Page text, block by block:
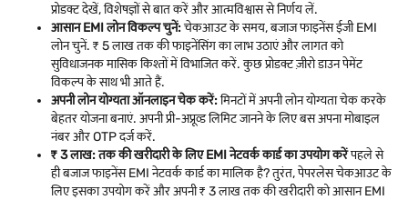
प्रोडक्ट देखें, विशेषज्ञों से बात करें और आत्मविश्वास से निर्णय लें.
आसान EMI लोन विकल्प चुनें:चेकआउट के समय, बजाज फाइनेंस ईजी EMI
लोन चुनें. ₹ 5 लाख तक की फाइनेंसिंग का लाभ उठाएं और लागत को
सुविधाजनक मासिक किश्तों में विभाजित करें. कुछ प्रोडक्ट ज़ीरो डाउन पेमेंट
विकल्प के साथ भी आते हैं.
अपनी लोन योग्यता ऑनलाइन चेक करें:मिनटों में अपनी लोन योग्यता चेक करके
बेहतर योजना बनाएं. अपनी प्री-अप्रूव्ड लिमिट जानने के लिए बस अपना मोबाइल
नंबर और OTP दर्ज करें.
₹ 3 लाख: तक की खरीदारी के लिए EMI नेटवर्क कार्ड का उपयोग करेंपहले से
ही बजाज फाइनेंस EMI नेटवर्क कार्ड का मालिक है? तुरंत, पेपरलेस चेकआउट के
लिए इसका उपयोग करें और अपनी ₹ 3 लाख तक की खरीदारी को आसान EMI